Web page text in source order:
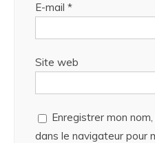
E-mail *
Site web
Enregistrer mon
dans le navigateur pour